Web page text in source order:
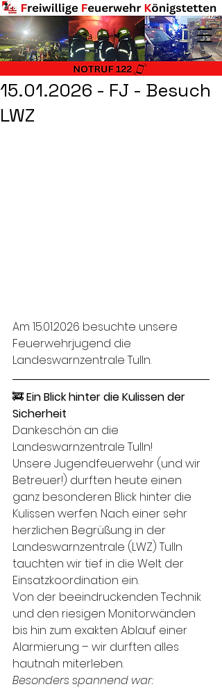
15.01.2026 - FJ - Besuch
LWZ
Am 15.01.2026 besuchte unsere
Feuerwehrjugend die
Landeswarnzentrale Tulln.
🚒 Ein Blick hinter die Kulissen der
Sicherheit
Dankeschön an die
Landeswarnzentrale Tulln!
Unsere Jugendfeuerwehr (und wir
Betreuer!) durften heute einen
ganz besonderen Blick hinter die
Kulissen werfen. Nach einer sehr
herzlichen Begrüßung in der
Landeswarnzentrale (LWZ) Tulln
tauchten wir tief in die Welt der
Einsatzkoordination ein.
Von der beeindruckenden Technik
und den riesigen Monitorwänden
bis hin zum exakten Ablauf einer
Alarmierung – wir durften alles
hautnah miterleben.
Besonders spannend war: